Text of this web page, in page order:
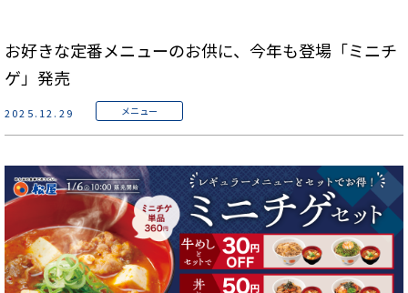
2025.12.29 メニュー
お好きな定番メニューのお供に、今年も登場「ミニチ
ゲ」発売